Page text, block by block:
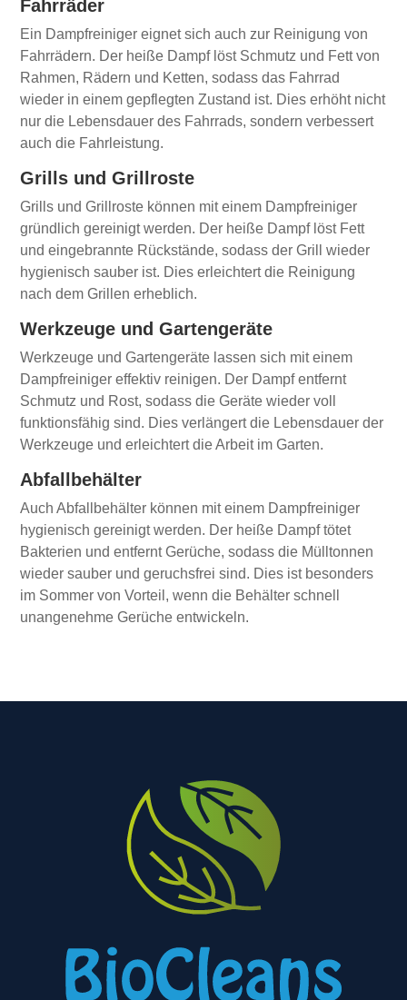
Fahrräder
Ein Dampfreiniger eignet sich auch zur Reinigung von
Fahrrädern. Der heiße Dampf löst Schmutz und Fett von
Rahmen, Rädern und Ketten, sodass das Fahrrad
wieder in einem gepflegten Zustand ist. Dies erhöht nicht
nur die Lebensdauer des Fahrrads, sondern verbessert
auch die Fahrleistung.
Grills und Grillroste
Grills und Grillroste können mit einem Dampfreiniger
gründlich gereinigt werden. Der heiße Dampf löst Fett
und eingebrannte Rückstände, sodass der Grill wieder
hygienisch sauber ist. Dies erleichtert die Reinigung
nach dem Grillen erheblich.
Werkzeuge und Gartengeräte
Werkzeuge und Gartengeräte lassen sich mit einem
Dampfreiniger effektiv reinigen. Der Dampf entfernt
Schmutz und Rost, sodass die Geräte wieder voll
funktionsfähig sind. Dies verlängert die Lebensdauer der
Werkzeuge und erleichtert die Arbeit im Garten.
Abfallbehälter
Auch Abfallbehälter können mit einem Dampfreiniger
hygienisch gereinigt werden. Der heiße Dampf tötet
Bakterien und entfernt Gerüche, sodass die Mülltonnen
wieder sauber und geruchsfrei sind. Dies ist besonders
im Sommer von Vorteil, wenn die Behälter schnell
unangenehme Gerüche entwickeln.